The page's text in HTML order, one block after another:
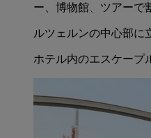
ー、博物館、ツアーで
ルツェルンの中心部に
ホテル内のエスケープ